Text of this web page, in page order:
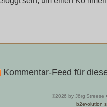
Kommentar-Feed für
©2026 by Jörg Streese
b2evolution